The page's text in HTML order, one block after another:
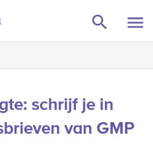
schrijf je in
van GMP